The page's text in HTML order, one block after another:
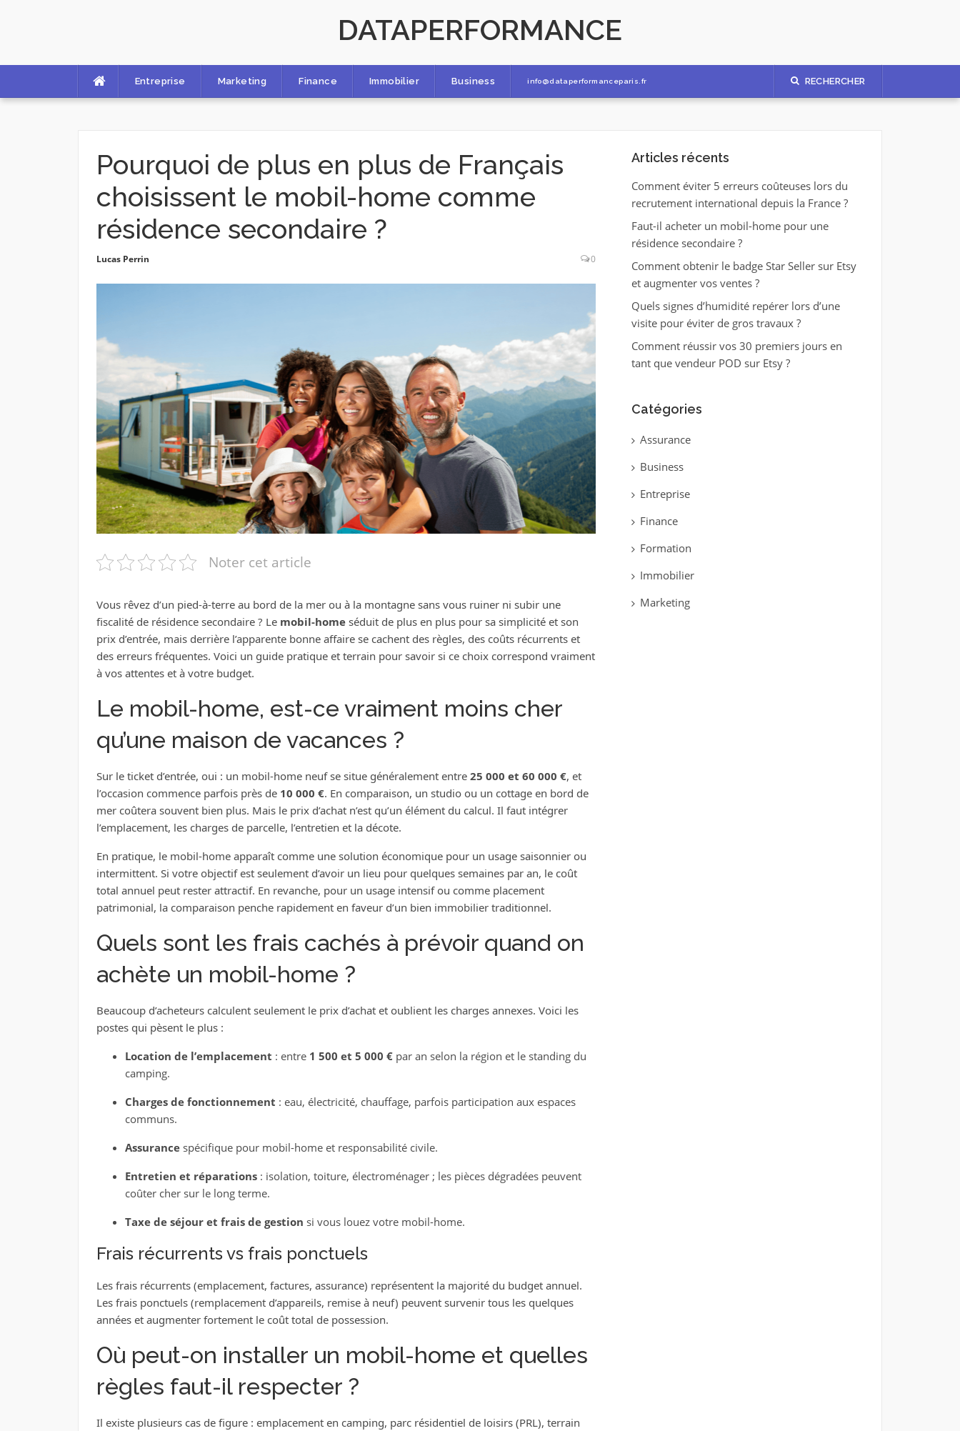
DATAPERFORMANCE
Entreprise Marketing Finance Immobilier Business info@dataperformanceparis.fr RECHERCHER
Pourquoi de plus en plus de Français
choisissent le mobil-home comme
résidence secondaire ?
Lucas Perrin 0
Noter cet article
Vous rêvez d’un pied-à-terre au bord de la mer ou à la montagne sans vous ruiner ni subir une
fiscalité de résidence secondaire ? Le mobil-homeséduit de plus en plus pour sa simplicité et son
prix d’entrée, mais derrière l’apparente bonne affaire se cachent des règles, des coûts récurrents et
des erreurs fréquentes. Voici un guide pratique et terrain pour savoir si ce choix correspond vraiment
à vos attentes et à votre budget.
Le mobil-home, est-ce vraiment moins cher
qu’une maison de vacances ?
Sur le ticket d’entrée, oui : un mobil-home neuf se situe généralement entre 25 000 et 60 000 €, et
l’occasion commence parfois près de 10 000 €. En comparaison, un studio ou un cottage en bord de
mer coûtera souvent bien plus. Mais le prix d’achat n’est qu’un élément du calcul. Il faut intégrer
l’emplacement, les charges de parcelle, l’entretien et la décote.
En pratique, le mobil-home apparaît comme une solution économique pour un usage saisonnier ou
intermittent. Si votre objectif est seulement d’avoir un lieu pour quelques semaines par an, le coût
total annuel peut rester attractif. En revanche, pour un usage intensif ou comme placement
patrimonial, la comparaison penche rapidement en faveur d’un bien immobilier traditionnel.
Quels sont les frais cachés à prévoir quand on
achète un mobil-home ?
Beaucoup d’acheteurs calculent seulement le prix d’achat et oublient les charges annexes. Voici les
postes qui pèsent le plus :
Location de l’emplacement : entre 1 500 et 5 000 €par an selon la région et le standing du
camping.
Charges de fonctionnement : eau, électricité, chauffage, parfois participation aux espaces
communs.
Assurancespécifique pour mobil-home et responsabilité civile.
Entretien et réparations: isolation, toiture, électroménager ; les pièces dégradées peuvent
coûter cher sur le long terme.
Taxe de séjour et frais de gestion si vous louez votre mobil-home.
Frais récurrents vs frais ponctuels
Les frais récurrents (emplacement, factures, assurance) représentent la majorité du budget annuel.
Les frais ponctuels (remplacement d’appareils, remise à neuf) peuvent survenir tous les quelques
années et augmenter fortement le coût total de possession.
Où peut-on installer un mobil-home et quelles
règles faut-il respecter ?
Il existe plusieurs cas de figure : emplacement en camping, parc résidentiel de loisirs (PRL), terrain
Articles récents
Comment éviter 5 erreurs coûteuses lors du
recrutement international depuis la France ?
Faut-il acheter un mobil-home pour une
résidence secondaire ?
Comment obtenir le badge Star Seller sur Etsy
et augmenter vos ventes ?
Quels signes d’humidité repérer lors d’une
visite pour éviter de gros travaux ?
Comment réussir vos 30 premiers jours en
tant que vendeur POD sur Etsy ?
Catégories
Assurance
Business
Entreprise
Finance
Formation
Immobilier
Marketing